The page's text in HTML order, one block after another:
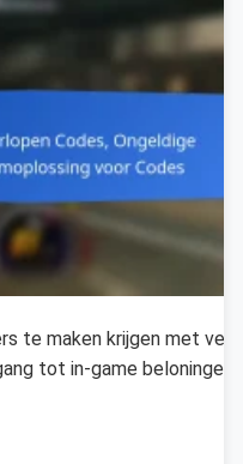
te maken krijgen met
tot in-game beloningen